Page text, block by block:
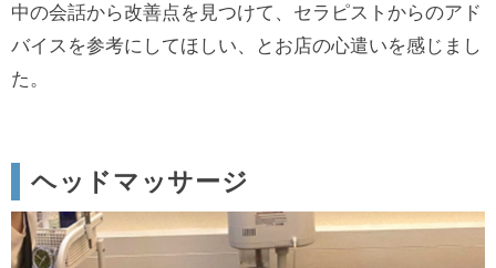
中の会話から改善点を見つけて、セラピストからのアド
バイスを参考にしてほしい、とお店の心遣いを感じまし
た。
ヘッドマッサージ